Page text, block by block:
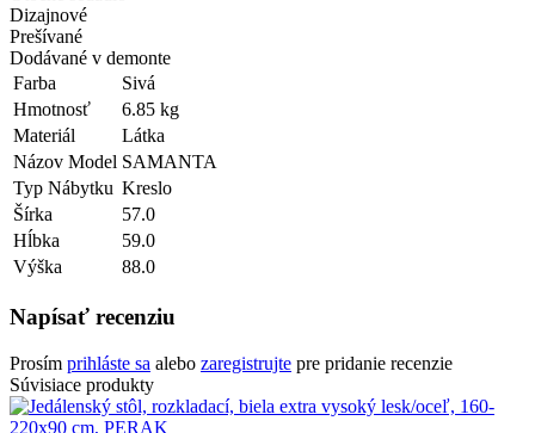
Dizajnové
Prešívané
Dodávané v demonte
Farba
Sivá
Hmotnosť
6.85 kg
Materiál
Látka
Názov Model SAMANTA
Typ Nábytku Kreslo
Šírka
57.0
Hĺbka
59.0
Výška
88.0
Napísať recenziu
Prosím prihláste sa alebo zaregistrujte pre pridanie recenzie
Súvisiace produkty